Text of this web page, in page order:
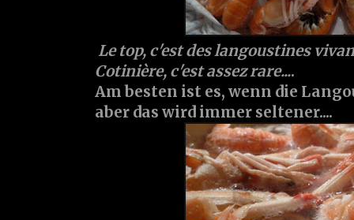
Le top, c'est des langoustines
Cotinière, c'est assez rare....
Am besten ist es, wenn die
aber das wird immer seltener....